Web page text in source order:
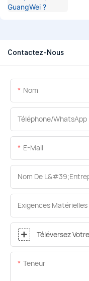
Contactez-Nous
Nom
Téléphone/WhatsApp
E-Mail
Nom De
Exigences Matérielles
Téléversez
Teneur